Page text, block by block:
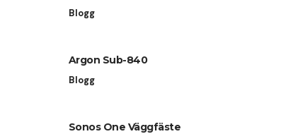
Blogg
Argon Sub-840
Blogg
Sonos One Väggfäste